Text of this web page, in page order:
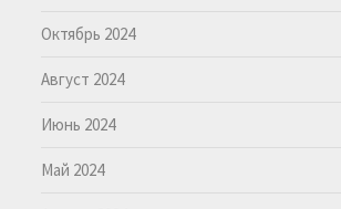
Октябрь 2024
Август 2024
Июнь 2024
Май 2024